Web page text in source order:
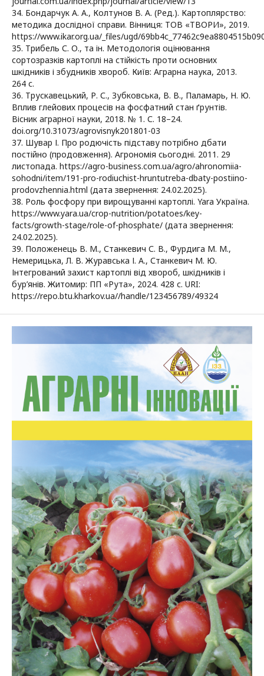
34. Бондарчук А. А., Колтунов В. А. (Ред.). Картоплярство:
методика дослідної справи. Вінниця: ТОВ «ТВОРИ», 2019.
https://www.ikar.org.ua/_files/ugd/
35. Трибель С. О., та ін. Методологія оцінювання
сортозразків картоплі на стійкість проти основних
шкідників і збудників хвороб. Київ: Аграрна наука, 2013.
264 с.
36. Трускавецький, Р. С., Зубковська, В. В., Паламарь, Н. Ю.
Вплив глейових процесів на фосфатний стан ґрунтів.
Вісник аграрної науки, 2018. № 1. С. 18–24.
doi.org/10.31073/agrovisnyk201801-03
37. Шувар І. Про родючість підставу потрібно дбати
постійно (продовження). Агрономія сьогодні. 2011. 29
листопада. https://agro-business.com.ua/agro/ahronomiia-
sohodni/item/191-pro-rodiuchist-hruntutreba-dbaty-postiino-
prodovzhennia.html (дата звернення: 24.02.2025).
38. Роль фосфору при вирощуванні картоплі. Yara Україна.
https://www.yara.ua/crop-nutrition/potatoes/key-
facts/growth-stage/role-of-phosphate/ (дата звернення:
24.02.2025).
39. Положенець В. М., Станкевич С. В., Фурдига М. М.,
Немерицька, Л. В. Журавська І. А., Станкевич М. Ю.
Інтегрований захист картоплі від хвороб, шкідників і
бур’янів. Житомир: ПП «Рута», 2024. 428 с. URI:
https://repo.btu.kharkov.ua//handle/123456789/49324